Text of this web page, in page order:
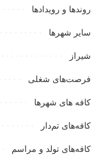
روندها و رویدادها
سایر شهرها
شیراز
فرصت‌های شغلی
کافه های شهرها
کافه‌های تم‌دار
کافه‌های تولد و مراسم